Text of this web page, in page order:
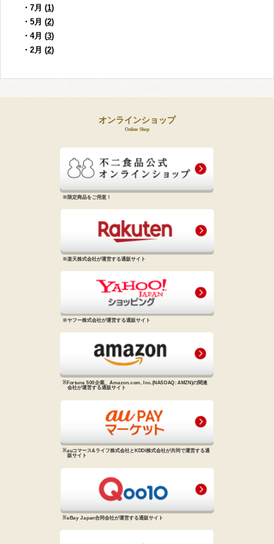
・7月 (1)
・5月 (2)
・4月 (3)
・2月 (2)
オンラインショップ
Online Shop
※限定商品をご用意！
※楽天株式会社が運営する通販サイト
※ヤフー株式会社が運営する通販サイト
※Fortune 500企業、Amazon.com, Inc.(NASDAQ: AMZN)の関連
会社が運営する通販サイト
※auコマース&ライフ株式会社と KDDI株式会社が共同で運営する通
販サイト
※eBay Japan合同会社が運営する通販サイト